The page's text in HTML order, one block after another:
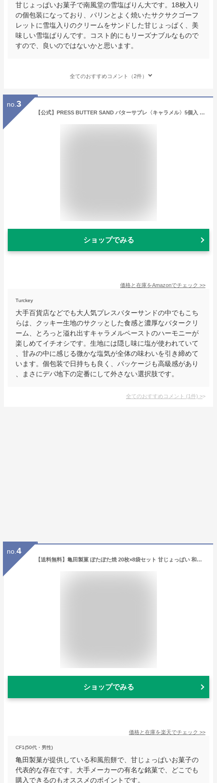
甘じょっぱいお菓子で南風堂の雪塩ぱりん大です。18枚入り
の個包装になっており、パリンとよく焼いたサクサクゴーフ
レットに雪塩入りのクリームをサンドした甘じょっぱく、美
味しい雪塩ぱりんです。コスト的にもリーズナブルなもので
すので、良いのではないかと思います。
全てのおすすめコメント（2件）
no. 3
【公式】PRESS BUTTER SAND バターサブレ〈キャラメル〉5個入 東京 土産 人気 お菓子 洋菓子 クッキー ギフト プレゼント お取り寄せ 詰め合わせ 誕生日 バースデー バターサンド
ショップでみる
価格と在庫をAmazonでチェック >>
Turckey
大手百貨店などでも大人気プレスバターサンドの中でもこち
らは、クッキー生地のサクッとした食感と濃厚なバタークリ
ーム、とろっと溢れ出すキャラメルペーストのハーモニーが
楽しめてイチオシです。生地には隠し味に塩が使われていて
、甘みの中に感じる微かな塩気が全体の味わいを引き締めて
います。個包装で日持ちも良く、パッケージも高級感があり
、まさにデパ地下の定番にして外さない選択肢です。
全てのおすすめコメント (1件) >
no. 4
【送料無料】亀田製菓 ぽたぽた焼 20枚×8袋セット 甘じょっぱい 和風せんべい 個包装 大容量 まとめ買い 子供 おやつ お菓子 米菓 国産 人気
ショップでみる
価格と在庫を楽天でチェック >>
CF1(50代・男性)
亀田製菓が提供している和風煎餅で、甘じょっぱいお菓子の
代表的な存在です。大手メーカーの有名な銘菓で、どこでも
購入できるのもオススメのポイントです。